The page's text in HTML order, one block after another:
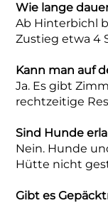
Wie lange
Ab Hinterbichl
Zustieg etwa 4
Kann man auf
Ja. Es gibt
rechtzeitige
Sind Hunde
Nein. Hunde
Hütte nicht
Gibt es